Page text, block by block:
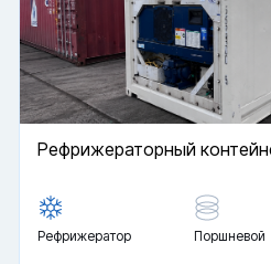
Рефрижераторный
Рефрижератор Поршневой